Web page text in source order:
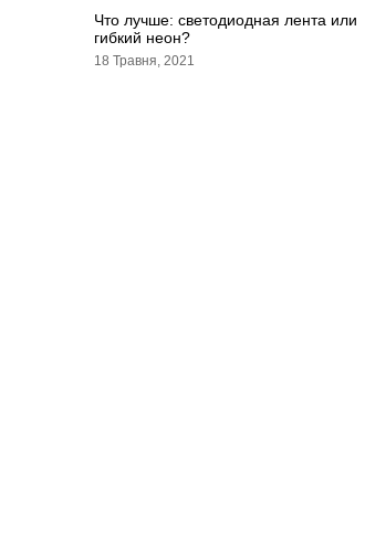
Что лучше: светодиодная лента или
гибкий неон?
18 Травня, 2021